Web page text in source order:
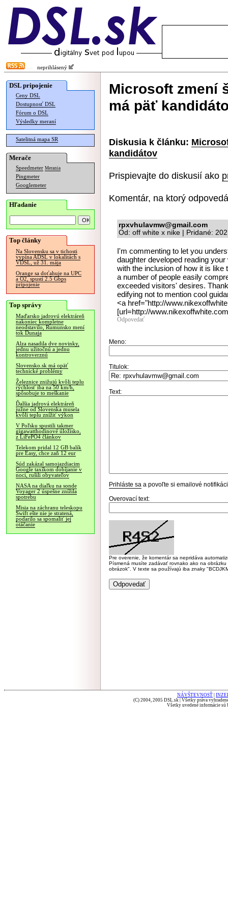
neprihlásený
DSL pripojenie
Ceny DSL
Dostupnosť DSL
Fórum o DSL
Výsledky meraní
Satelitná mapa SR
Merače
Speedmeter Merania
Pingmeter
Googlemeter
Hľadanie
Top články
Na Slovensku sa v tichosti
vypína ADSL v lokalitách s
VDSL, už 31. mája
Orange sa doťahuje na UPC
a O2, spustí 2.5 Gbps
pripojenie
Top správy
Maďarsko jadrovú elektráreň
nakoniec kompletne
neodstavilo, Rumunsko mení
tok Dunaja
Alza nasadila dve novinky,
jednu užitočnú a jednu
kontroverznú
Slovensko.sk má opäť
technické problémy
Železnice znižujú kvôli teplu
rýchlosť iba na 50 km/h,
spôsobuje to meškanie
Ďalšia jadrová elektráreň
južne od Slovenska musela
kvôli teplu znížiť výkon
V Poľsku spustili takmer
gigawatthodinové úložisko,
z LiFePO4 článkov
Telekom pridal 12 GB balík
pre Easy, chce zaň 12 eur
Súd zakázal samojazdiacim
Google taxíkom dobíjanie v
noci, rušili obyvateľov
NASA na diaľku na sonde
Voyager 2 úspešne znížila
spotrebu
Misia na záchranu teleskopu
Swift ešte nie je stratená,
podarilo sa spomaliť jej
otáčanie
Microsoft zmení
má päť
Diskusia k článku:
kandidátov
Prispievajte do diskusií ako
Komentár, na ktorý
rpxvhulavmw@gmail.com
Od: off white x nike | Pridané:
I'm commenting to let you
daughter developed reading
with the inclusion of how it is
a number of people easily
exceeded visitors' desires.
edifying not to mention cool
<a href="http://
[url=http://
Odpovedať
Meno:
Titulok:
Text:
Prihláste sa a povoľte si emailové
Overovací text:
Pre overenie, že komentár sa nepridáva
Písmená musíte zadávať rovnako ako na
obrázok". V texte sa používajú iba znaky
NÁVŠTEVNOSŤ
(C) 2004, 2005 DSL.sk | Všetky práva
Všetky uvedené informácie sú